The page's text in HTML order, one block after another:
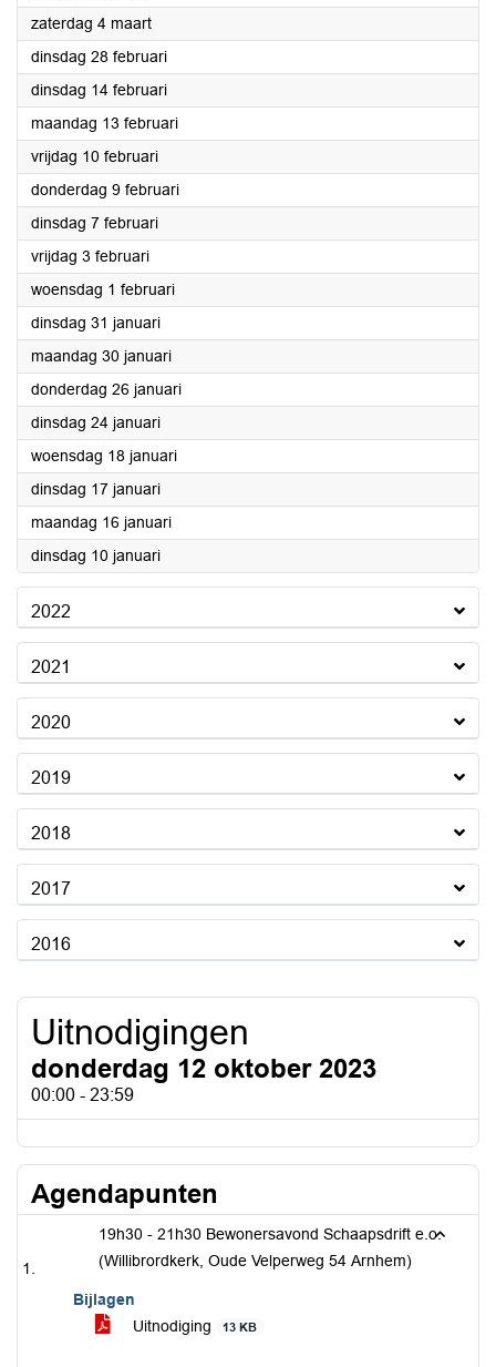
zaterdag 4 maart2023
dinsdag 28 februari2023
dinsdag 14 februari2023
maandag 13 februari2023
vrijdag 10 februari2023
donderdag 9 februari2023
dinsdag 7 februari2023
vrijdag 3 februari2023
woensdag 1 februari2023
dinsdag 31 januari2023
maandag 30 januari2023
donderdag 26 januari2023
dinsdag 24 januari2023
woensdag 18 januari2023
dinsdag 17 januari2023
maandag 16 januari2023
dinsdag 10 januari2023
2022
2021
2020
2019
2018
2017
2016
Uitnodigingen
donderdag 12 oktober 2023
00:00 - 23:59
Agendapunten
19h30 - 21h30 Bewonersavond Schaapsdrift e.o.
(Willibrordkerk, Oude Velperweg 54 Arnhem)
Bijlagen
Uitnodiging
13 KB